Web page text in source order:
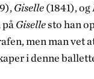
Giselle(1841), og
Gisellesto han
men man vet
i denne